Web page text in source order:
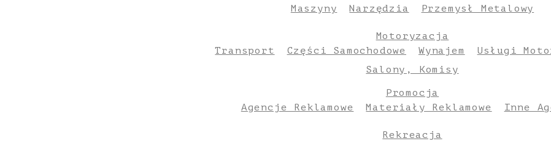
Maszyny
Narzędzia Przemysł Metalowy
Motoryzacja
Transport
Części Samochodowe Wynajem
Usługi
Salony, Komisy
Promocja
Agencje Reklamowe
Materiały Reklamowe Inne
Rekreacja